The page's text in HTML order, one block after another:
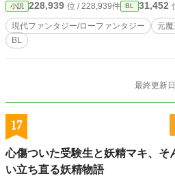
なにがあってもすべてファンタジーです！
りです(不定期かつ予約投稿)
小説 228,939 位 / 228,939件 BL 31,452
現代ファンタジー/ローファンタジー 元
BL
最終更新
17
心傷ついた受験生と妖精マキ、そ
い立ち直る妖精物語